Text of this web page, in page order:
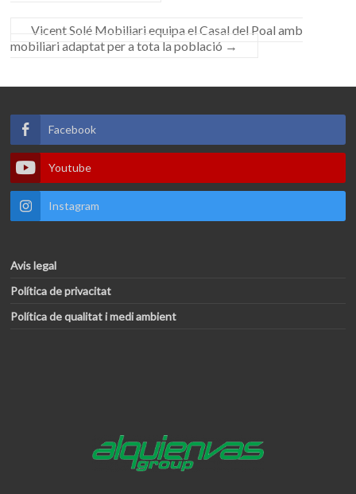
Vicent Solé Mobiliari equipa el Casal del Poal amb
mobiliari adaptat per a tota la població →
Facebook
Youtube
Instagram
Avis legal
Política de privacitat
Política de qualitat i medi ambient